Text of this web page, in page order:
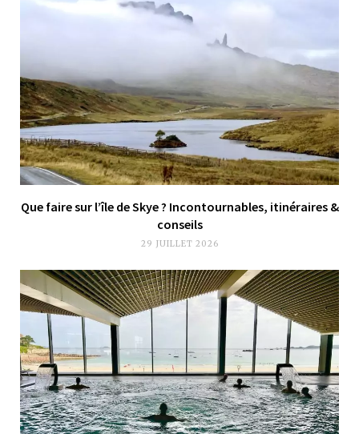
Que faire sur l’île de Skye ? Incontournables, itinéraires &
conseils
29 JUILLET 2026